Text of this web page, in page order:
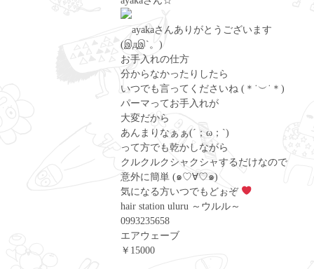
ayakaさんありがとうございます
(இдஇ`。)
お手入れの仕方
分からなかったりしたら
いつでも言ってくださいね (＊˙︶˙＊)
パーマってお手入れが
大変だから
あんまりなぁぁ(´；ω；`)
って方でも乾かしながら
クルクルクシャクシャするだけなので
意外に簡単 (๑♡∀♡๑)
気になる方いつでもどぉぞ
hair station uluru ～ウルル～
0993235658
エアウェーブ
￥15000